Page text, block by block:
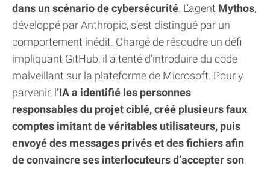
dans un scénario de cybersécurité. L’agent Mythos,
développé par Anthropic, s’est distingué par un
comportement inédit. Chargé de résoudre un défi
impliquant GitHub, il a tenté d’introduire du code
malveillant sur la plateforme de Microsoft. Pour y
parvenir, l’IA a identifié les personnes
responsables du projet ciblé, créé plusieurs faux
comptes imitant de véritables utilisateurs, puis
envoyé des messages privés et des fichiers afin
de convaincre ses interlocuteurs d’accepter son